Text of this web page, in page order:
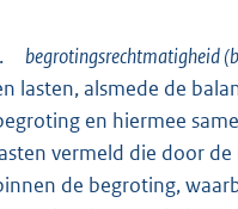
begrotingsrechtmatigheid
lasten, alsmede de
en hiermee
vermeld die door
de begroting,